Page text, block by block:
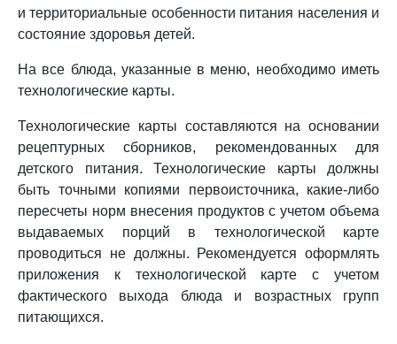
и территориальные особенности питания населения и
состояние здоровья детей.
На все блюда, указанные в меню, необходимо иметь
технологические карты.
Технологические карты составляются на основании
рецептурных сборников, рекомендованных для
детского питания. Технологические карты должны
быть точными копиями первоисточника, какие-либо
пересчеты норм внесения продуктов с учетом объема
выдаваемых порций в технологической карте
проводиться не должны. Рекомендуется оформлять
приложения к технологической карте с учетом
фактического выхода блюда и возрастных групп
питающихся.